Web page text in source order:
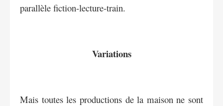
parallèle fiction-lecture-train.
Variations
Mais toutes les productions de la maison ne sont